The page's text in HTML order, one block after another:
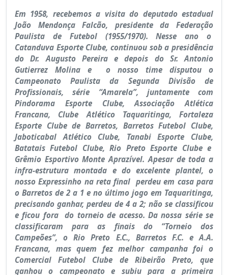
Em 1958, recebemos a visita do deputado estadual
João Mendonça Falcão, presidente da Federação
Paulista de Futebol (1955/1970). Nesse ano o
Catanduva Esporte Clube, continuou sob a presidência
do Dr. Augusto Pereira e depois do Sr. Antonio
Gutierrez Molina e o nosso time disputou o
Campeonato Paulista da Segunda Divisão de
Profissionais, série “Amarela”, juntamente com
Pindorama Esporte Clube, Associação Atlética
Francana, Clube Atlético Taquaritinga, Fortaleza
Esporte Clube de Barretos, Barretos Futebol Clube,
Jaboticabal Atlético Clube, Tanabi Esporte Clube,
Batatais Futebol Clube, Rio Preto Esporte Clube e
Grêmio Esportivo Monte Aprazível. Apesar de toda a
infra-estrutura montada e do excelente plantel, o
nosso Expressinho na reta final perdeu em casa para
o Barretos de 2 a 1 e no último jogo em Taquaritinga,
precisando ganhar, perdeu de 4 a 2; não se classificou
e ficou fora do torneio de acesso. Da nossa série se
classificaram para as finais do “Torneio dos
Campeões”, o Rio Preto E.C., Barretos F.C. e A.A.
Francana, mas quem fez melhor campanha foi o
Comercial Futebol Clube de Ribeirão Preto, que
ganhou o campeonato e subiu para a primeira